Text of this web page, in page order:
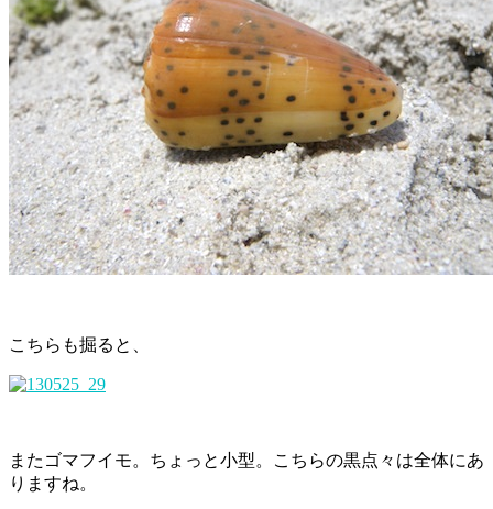
こちらも掘ると、
またゴマフイモ。ちょっと小型。こちらの黒点々は全体にあ
りますね。